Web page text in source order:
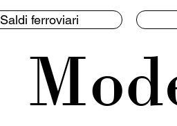
Saldi ferroviari